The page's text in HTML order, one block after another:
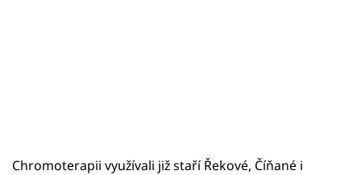
Chromoterapii využívali již staří Řekové, Číňané i